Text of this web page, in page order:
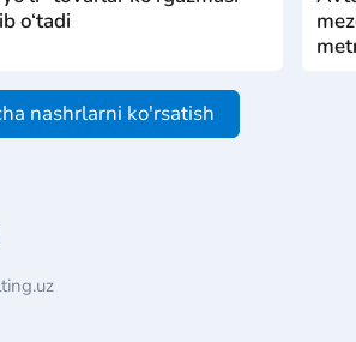
o‘tadi
nashrlarni ko'rsatish